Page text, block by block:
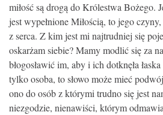
miłość są drogą do Królestwa Bożego.
jest wypełnione Miłością, to jego
z serca. Z kim jest mi najtrudniej się
oskarżam siebie? Mamy modlić się za
błogosławić im, aby i ich dotknęła
tylko osoba, to słowo może mieć
ono do osób z którymi trudno się jest
niezgodzie, nienawiści, którym